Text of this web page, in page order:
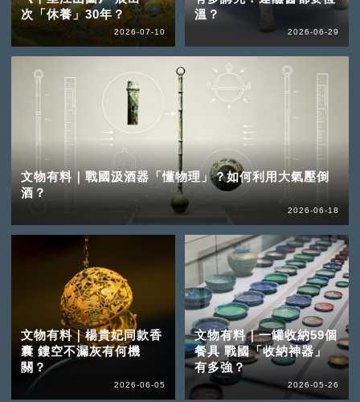
次「休養」30年？
2026-07-10
溫？
2026-06-29
文物有料｜戰國汲酒器「懂物理」？如何利用大氣壓倒
酒？
2026-06-18
文物有料｜楊貴妃同款香
囊 鏤空不漏灰有何機
關？
2026-06-05
文物有料｜一罐收納59個
餐具 戰國「收納神器」
有多強？
2026-05-26